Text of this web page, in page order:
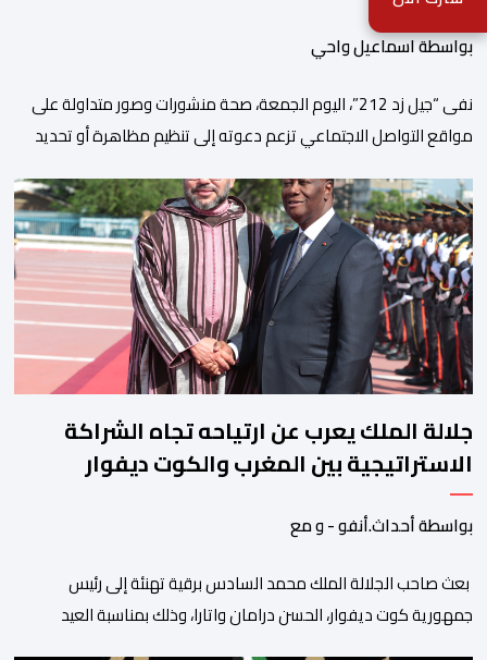
بواسطة اسماعيل واحي
نفى “جيل زد 212”، اليوم الجمعة، صحة منشورات وصور متداولة على
مواقع التواصل الاجتماعي تزعم دعوته إلى تنظيم مظاهرة أو تحديد
القنوات الرسمية للمجموعة. وقال “جيل زد 212”، في بلاغ توضيحي، إنه
لم يصدر عن إدارته أو عن السيرفر الرسمي أي إعلان أو تنسيق […]
جلالة الملك يعرب عن ارتياحه تجاه الشراكة
الاستراتيجية بين المغرب والكوت ديفوار
بواسطة أحداث.أنفو - و مع
بعث صاحب الجلالة الملك محمد السادس برقية تهنئة إلى رئيس
جمهورية كوت ديفوار، الحسن درامان واتارا، وذلك بمناسبة العيد